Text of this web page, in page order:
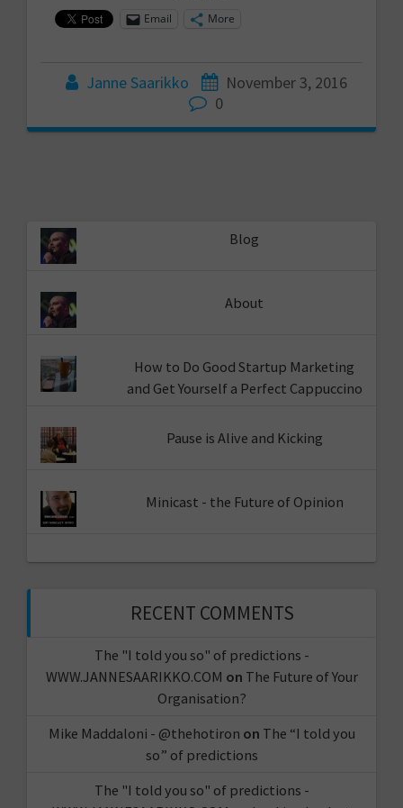
Email More
Janne Saarikko
November 3, 2016
0
Blog
About
How to Do Good Startup Marketing
and Get Yourself a Perfect Cappuccino
Pause is Alive and Kicking
Minicast - the Future of Opinion
RECENT COMMENTS
The "I told you so" of predictions -
WWW.JANNESAARIKKO.COM on The Future of Your
Organisation?
Mike Maddaloni - @thehotiron on The “I told you
so” of predictions
The "I told you so" of predictions -